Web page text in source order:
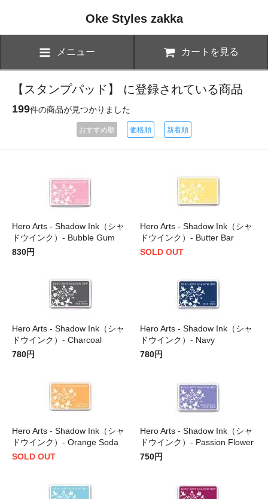
Oke Styles zakka
メニュー カートを見る
【スタンプパッド】 に登録されている商品
199件の商品が見つかりました
おすすめ順 価格順 新着順
Hero Arts - Shadow Ink（シャ
ドウインク）- Bubble Gum
830円
Hero Arts - Shadow Ink（シャ
ドウインク）- Butter Bar
SOLD OUT
Hero Arts - Shadow Ink（シャ
ドウインク）- Charcoal
780円
Hero Arts - Shadow Ink（シャ
ドウインク）- Navy
780円
Hero Arts - Shadow Ink（シャ
ドウインク）- Orange Soda
SOLD OUT
Hero Arts - Shadow Ink（シャ
ドウインク）- Passion Flower
750円